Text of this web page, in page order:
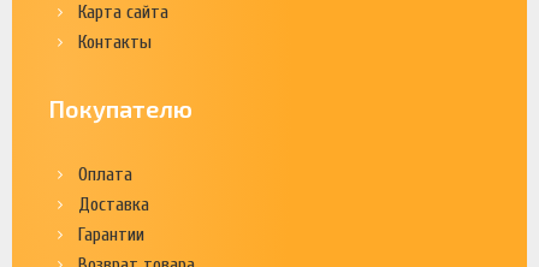
Карта сайта
Контакты
Покупателю
Оплата
Доставка
Гарантии